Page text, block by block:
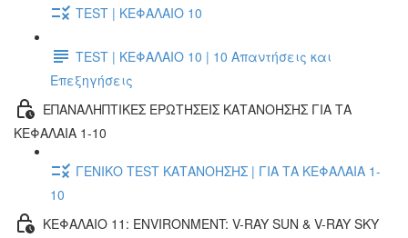
TEST | ΚΕΦΑΛΑΙΟ 10
TEST | ΚΕΦΑΛΑΙΟ 10 | 10 Απαντήσεις και
Επεξηγήσεις
ΕΠΑΝΑΛΗΠΤΙΚΕΣ ΕΡΩΤΗΣΕΙΣ ΚΑΤΑΝΟΗΣΗΣ ΓΙΑ ΤΑ
ΚΕΦΑΛΑΙΑ 1-10
ΓΕΝΙΚΟ TEST ΚΑΤΑΝΟΗΣΗΣ | ΓΙΑ ΤΑ ΚΕΦΑΛΑΙΑ 1-
10
ΚΕΦΑΛΑΙΟ 11: ENVIRONMENT: V-RAY SUN & V-RAY SKY